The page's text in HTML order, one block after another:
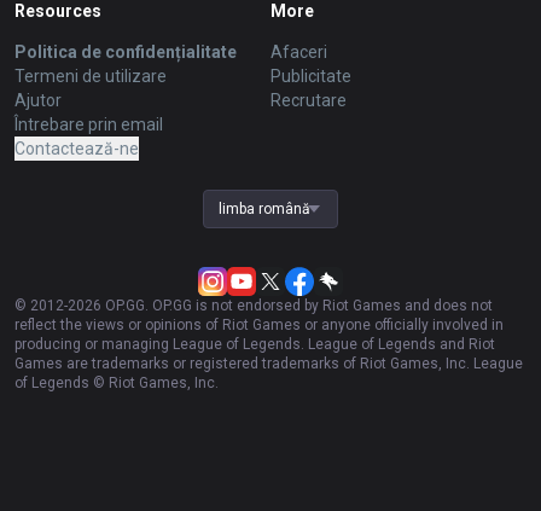
Resources
Politica de confidențialitate
Termeni de utilizare
Ajutor
Întrebare prin email
Contactează-ne
More
Afaceri
Publicitate
Recrutare
limba română
© 2012-2026 OP.GG. OP.GG is not endorsed by Riot Games and does not
reflect the views or opinions of Riot Games or anyone officially involved in
producing or managing League of Legends. League of Legends and Riot
Games are trademarks or registered trademarks of Riot Games, Inc. League
of Legends © Riot Games, Inc.